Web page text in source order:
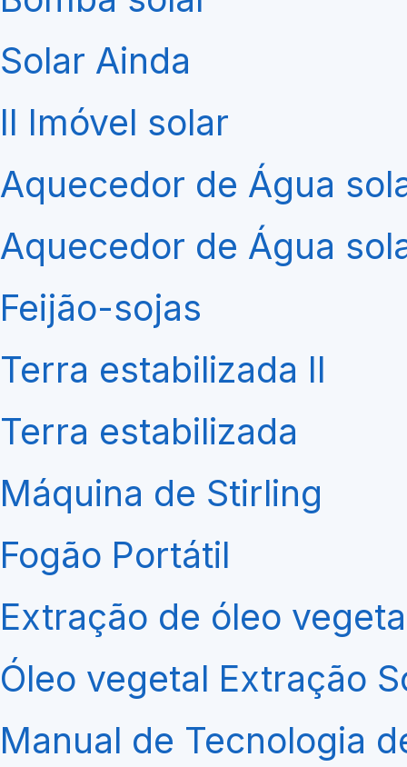
Solar Ainda
II Imóvel solar
Aquecedor de Água
Aquecedor de Água
Feijão-sojas
Terra estabilizada II
Terra estabilizada
Máquina de Stirling
Fogão Portátil
Extração de óleo
Óleo vegetal Extração
Manual de Tecnologia